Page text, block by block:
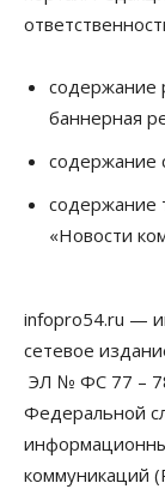
заключили
07 Августа 2026,
Общество
07 Августа
07 Августа 2026,
По
листы на
07 Августа 2026,
содержание
баннерная
содержание
содержание
«Новости
infopro54.ru —
сетевое
ЭЛ № ФС 77 –
Федеральной
коммуникаций